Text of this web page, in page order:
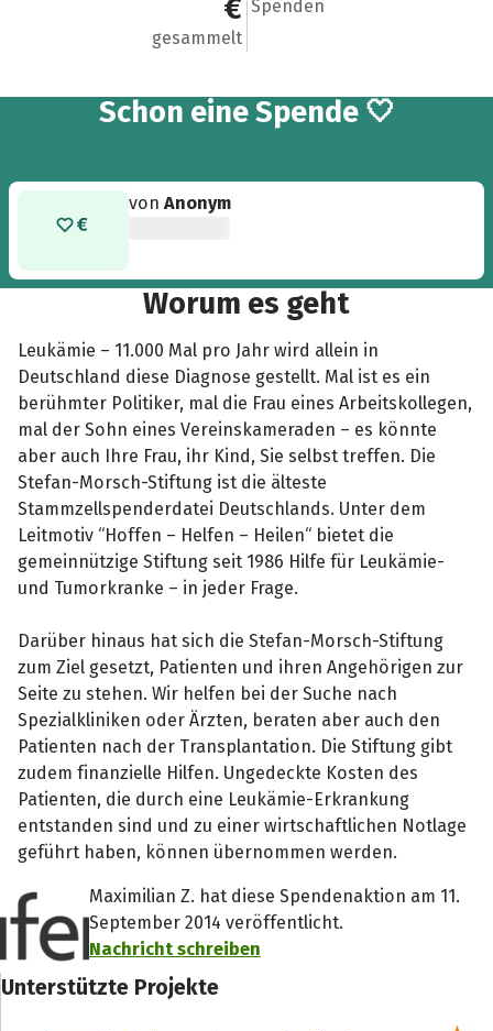
5 €
gesammelt
1
Spenden
Schon eine Spende 🤍
vonAnonym
Worum es geht
Leukämie – 11.000 Mal pro Jahr wird allein in
Deutschland diese Diagnose gestellt. Mal ist es ein
berühmter Politiker, mal die Frau eines Arbeitskollegen,
mal der Sohn eines Vereinskameraden – es könnte
aber auch Ihre Frau, ihr Kind, Sie selbst treffen. Die
Stefan-Morsch-Stiftung ist die älteste
Stammzellspenderdatei Deutschlands. Unter dem
Leitmotiv “Hoffen – Helfen – Heilen“ bietet die
gemeinnützige Stiftung seit 1986 Hilfe für Leukämie-
und Tumorkranke – in jeder Frage.
Darüber hinaus hat sich die Stefan-Morsch-Stiftung
zum Ziel gesetzt, Patienten und ihren Angehörigen zur
Seite zu stehen. Wir helfen bei der Suche nach
Spezialkliniken oder Ärzten, beraten aber auch den
Patienten nach der Transplantation. Die Stiftung gibt
zudem finanzielle Hilfen. Ungedeckte Kosten des
Patienten, die durch eine Leukämie-Erkrankung
entstanden sind und zu einer wirtschaftlichen Notlage
geführt haben, können übernommen werden.
Maximilian Z. hat diese Spendenaktion am 11.
September 2014 veröffentlicht.
Nachricht schreiben
Unterstützte Projekte